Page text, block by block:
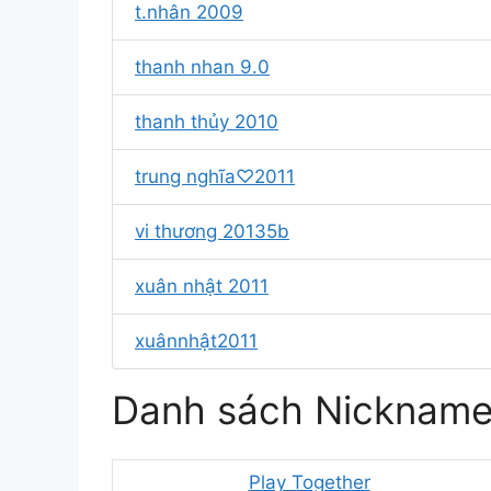
t.nhân 2009
thanh nhan 9.0
thanh thủy 2010
trung nghĩa♡2011
vi thương 20135b
xuân nhật 2011
xuânnhật2011
Danh sách
Play Together